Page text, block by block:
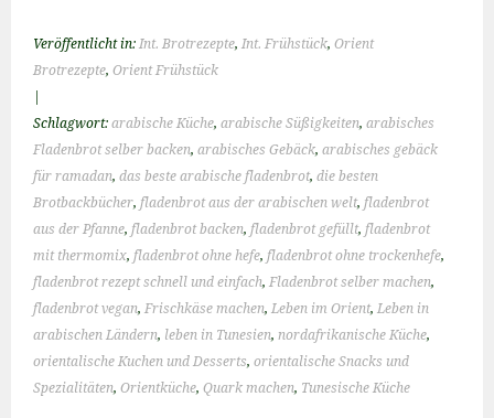
Veröffentlicht in:Int. Brotrezepte,Int. Frühstück,Orient
Brotrezepte,Orient Frühstück
Schlagwort:arabische Küche,arabische Süßigkeiten,arabisches
Fladenbrot selber backen,arabisches Gebäck,arabisches gebäck
für ramadan,das beste arabische fladenbrot,die besten
Brotbackbücher,fladenbrot aus der arabischen welt,fladenbrot
aus der Pfanne,fladenbrot backen,fladenbrot gefüllt,fladenbrot
mit thermomix,fladenbrot ohne hefe,fladenbrot ohne trockenhefe,
fladenbrot rezept schnell und einfach,Fladenbrot selber machen,
fladenbrot vegan,Frischkäse machen,Leben im Orient,Leben in
arabischen Ländern, leben in Tunesien,nordafrikanische Küche,
orientalische Kuchen und Desserts,orientalische Snacks und
Spezialitäten,Orientküche,Quark machen, Tunesische Küche